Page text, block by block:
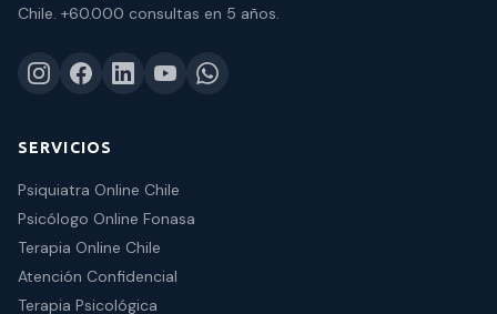
Chile. +60.000 consultas en 5 años.
SERVICIOS
Psiquiatra Online Chile
Psicólogo Online Fonasa
Terapia Online Chile
Atención Confidencial
Terapia Psicológica